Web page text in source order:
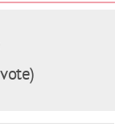
vote)